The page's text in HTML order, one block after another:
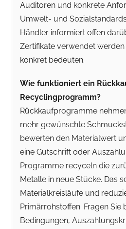
Auditoren und konkrete
Umwelt- und
Händler informiert offen
Zertifikate verwendet
konkret bedeuten.
Wie funktioniert ein
Recyclingprogramm?
Rückkaufprogramme
mehr gewünschte
bewerten den Materialwert
eine Gutschrift oder
Programme recyceln die
Metalle in neue Stücke. Das
Materialkreisläufe und
Primärrohstoffen. Fragen Sie
Bedingungen,